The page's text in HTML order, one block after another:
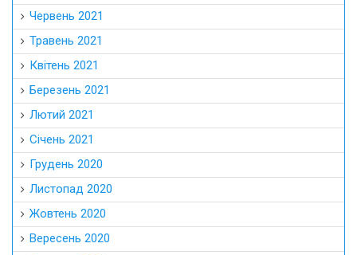
Червень 2021
Травень 2021
Квітень 2021
Березень 2021
Лютий 2021
Січень 2021
Грудень 2020
Листопад 2020
Жовтень 2020
Вересень 2020